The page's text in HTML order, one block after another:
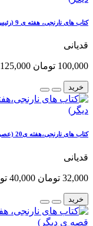
کتاب های نارنجی، هفته ی 9 (رئیس بزرگ،کتری و 6 قصه ی دیگر)
قدیانی
100,000 تومان 125,000 تومان
خرید
کتاب های نارنجی،هفته ی20 (عصرانه ی خانم باجی و 6 قصه ی دیگر)
قدیانی
32,000 تومان 40,000 تومان
خرید